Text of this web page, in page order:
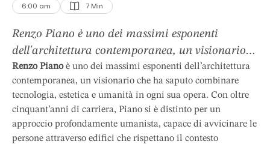
6:00 am 7 Min
Renzo Piano è uno dei massimi esponenti
dell'architettura contemporanea, un visionario
che ha saputo combinare tecnologia, estetica e
umanità in ogni sua opera. Con oltre
cinquant’anni di carriera, Piano si è distinto per
un approccio profondamente umanista, capace
di avvicinare le persone attraverso edifici che
Renzo Pianoè uno dei massimi esponenti dell’architettura
contemporanea, un visionario che ha saputo combinare
tecnologia, estetica e umanità in ogni sua opera. Con oltre
cinquant’anni di carriera, Piano si è distinto per un
approccio profondamente umanista, capace di avvicinare le
persone attraverso edifici che rispettano il contesto